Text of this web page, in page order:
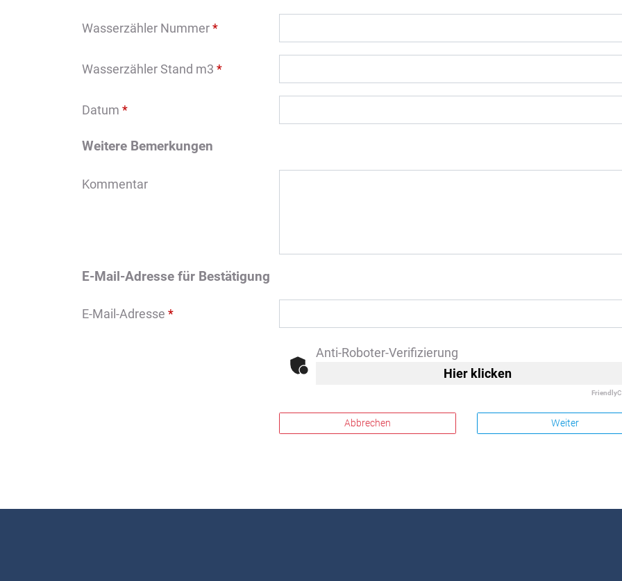
Wasserzähler Nummer*
Wasserzähler Stand m3 *
Datum *
Weitere Bemerkungen
Kommentar
E-Mail-Adresse für Bestätigung
E-Mail-Adresse *
Anti-Roboter-Verifizierung
Hier klicken
Friendly
Abbrechen Weiter